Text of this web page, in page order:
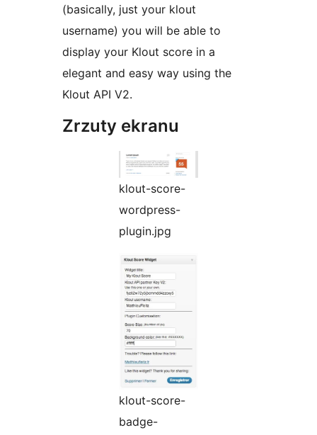
(basically, just your klout
username) you will be able to
display your Klout score in a
elegant and easy way using the
Klout API V2.
Zrzuty ekranu
klout-score-
wordpress-
plugin.jpg
klout-score-
badge-